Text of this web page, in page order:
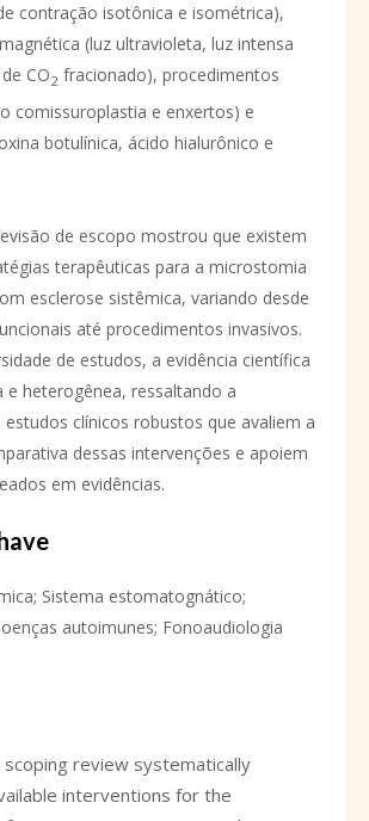
contração isotônica e isométrica),
(luz ultravioleta, luz intensa
de CO2 fracionado), procedimentos
comissuroplastia e enxertos) e
botulínica, ácido hialurônico e
de escopo mostrou que existem
terapêuticas para a microstomia
esclerose sistêmica, variando desde
até procedimentos invasivos.
de estudos, a evidência científica
e heterogênea, ressaltando a
estudos clínicos robustos que avaliem a
dessas intervenções e apoiem
em evidências.
Sistema estomatognático;
autoimunes; Fonoaudiologia
scoping review systematically
interventions for the